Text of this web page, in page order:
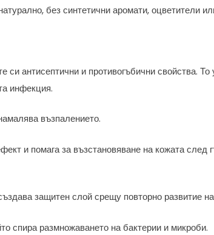
без синтетични аромати, оцветители
си антисептични и противогъбични свойства.
инфекция.
възпалението.
и помага за възстановяване на кожата след
защитен слой срещу повторно развитие
спира размножаването на бактерии и микроби.